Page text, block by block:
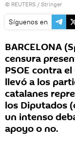
© REUTERS / Stringer
Síguenos en
BARCELONA
censura
PSOE contra
llevó a los
catalanes
los Diputados
un intenso
apoyo o no.